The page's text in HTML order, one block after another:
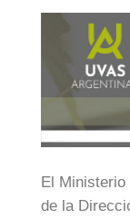
El
de la